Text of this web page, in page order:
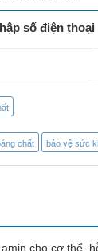
số điện thoại
chất bảo vệ sức
cho cơ thể,